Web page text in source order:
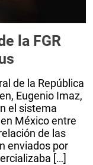
la FGR
de la República
Eugenio Imaz,
el sistema
México entre
de las
enviados por
[…]